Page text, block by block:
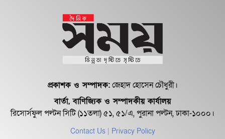
১৮ জুলাই সব মোবাইল গ্রাহকরা পাবেন
১ জিবি ফ্রি ইন্টারনেট
শেরে বাংলা বালিকা মহাবিদ্যালয়ে ‘নিয়ম
প্রকাশক ও সম্পাদক:জেহাদ হোসেন চৌধুরী।
বার্তা, বাণিজ্যিক ও সম্পাদকীয় কার্যালয়
রিসোর্সফুল পল্টন সিটি (১১তলা) ৫১, ৫১/এ, পুরানা পল্টন, ঢাকা-১০০০।
Contact Us | Privacy Policy